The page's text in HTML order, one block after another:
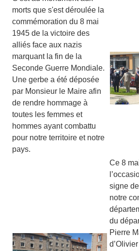
morts que s'est déroulée la
commémoration du 8 mai
1945 de la victoire des
alliés face aux nazis
marquant la fin de la
Seconde Guerre Mondiale.
Une gerbe a été déposée
par Monsieur le Maire afin
de rendre hommage à
toutes les femmes et
hommes ayant combattu
pour notre territoire et notre
pays.
Ce 8
signe
notre
du
Pierre